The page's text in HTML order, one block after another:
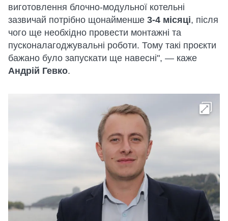
виготовлення блочно-модульної котельні
зазвичай потрібно щонайменше 3-4 місяці, після
чого ще необхідно провести монтажні та
пусконалагоджувальні роботи. Тому такі проєкти
бажано було запускати ще навесні", — каже
Андрій Гевко.